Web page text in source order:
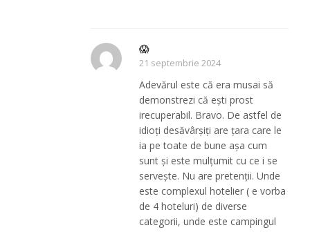
😱
21 septembrie 2024
Adevărul este că era musai să
demonstrezi că ești prost
irecuperabil. Bravo. De astfel de
idioți desăvârșiți are țara care le
ia pe toate de bune așa cum
sunt și este mulțumit cu ce i se
servește. Nu are pretenții. Unde
este complexul hotelier ( e vorba
de 4 hoteluri) de diverse
categorii, unde este campingul